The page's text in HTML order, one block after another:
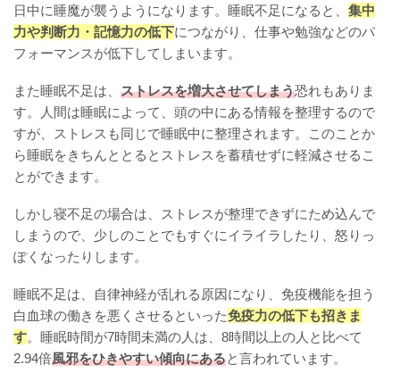
日中に睡魔が襲うようになります。睡眠不足になると、 集中
力や判断力・記憶力の低下につながり、仕事や勉強などのパ
フォーマンスが低下してしまいます。
また睡眠不足は、 ストレスを増大させてしまう恐れもありま
す。人間は睡眠によって、頭の中にある情報を整理するので
すが、ストレスも同じで睡眠中に整理されます。このことか
ら睡眠をきちんととるとストレスを蓄積せずに軽減させるこ
とができます。
しかし寝不足の場合は、ストレスが整理できずにため込んで
しまうので、少しのことでもすぐにイライラしたり、怒りっ
ぽくなったりします。
睡眠不足は、自律神経が乱れる原因になり、免疫機能を担う
白血球の働きを悪くさせるといった免疫力の低下も招きま
す。睡眠時間が7時間未満の人は、8時間以上の人と比べて
2.94倍風邪をひきやすい傾向にあると言われています。